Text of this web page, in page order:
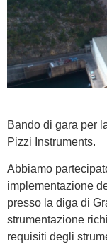
Bando di gara per
Pizzi Instruments.
Abbiamo
implementazione
presso la diga di
strumentazione
requisiti degli